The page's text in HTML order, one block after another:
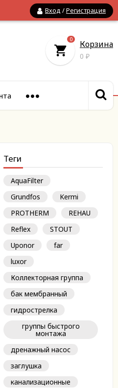
Вход /Регистрация
0 Корзина
0 ₽
Теги
AquaFilter
Grundfos
Kermi
PROTHERM
REHAU
Reflex
STOUT
Uponor
far
luxor
Коллекторная группа
бак мембранный
гидрострелка
группы быстрого
монтажа
дренажный насос
заглушка
канализационные